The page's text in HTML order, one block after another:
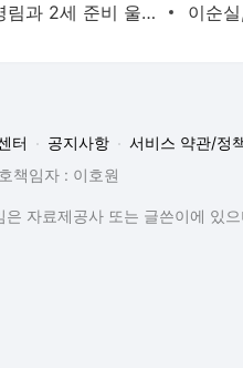
심현섭, ♥11살 연하 정영림과 2세 준비 울상 "하루에 8번 하다 기절" (동치미)
터 공지사항
서비스 약관/정
책임자 : 이호원
자료제공사 또는 글쓴이에 있